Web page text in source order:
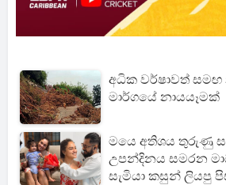
අධික වර්ෂාවත් සමඟ
මාර්ගයේ නායයෑමක්
මයෙ අතිශය තුරුණු
උපන්දිනය සමරන
සැමියා කසුන් ලියපු